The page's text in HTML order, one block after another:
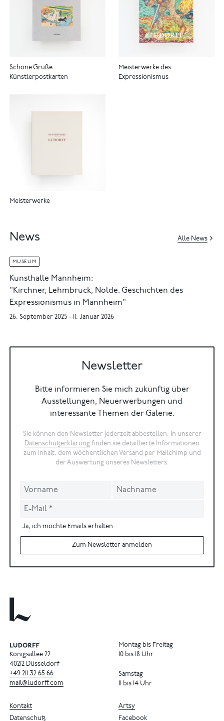
Schöne Grüße.
Künstlerpostkarten
Meisterwerke des
Expressionismus
Meisterwerke
News Alle News
MUSEUM
Kunsthalle Mannheim:
"Kirchner, Lehmbruck, Nolde. Geschichten des
Expressionismus in Mannheim"
26. September 2025 - 11. Januar 2026
Newsletter
Bitte informieren Sie mich zukünftig über
Ausstellungen, Neuerwerbungen und
interessante Themen der Galerie.
Sie können den Newsletter jederzeit abbestellen. In unserer
Datenschutzerklärung finden sie detaillierte Informationen
zum Inhalt, dem wöchentlichen Versand per Mailchimp und
der Auswertung unseres Newsletters.
Ja, ich möchte Emails erhalten
Zum Newsletter anmelden
Königsallee 22
40212 Düsseldorf
+49 211 32 65 66
mail@ludorff.com
Montag bis Freitag
10 bis 18 Uhr
Samstag
11 bis 14 Uhr
Artsy
Facebook
Kontakt
Datenschutz